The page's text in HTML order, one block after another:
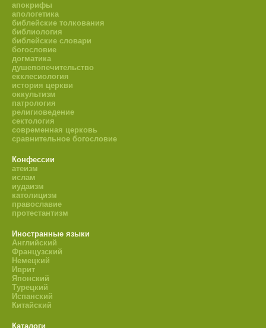
апокрифы
апологетика
библейские толкования
библиология
библейские словари
богословие
догматика
душепопечительство
екклесиология
история церкви
оккультизм
патрология
религиоведение
сектология
современная церковь
сравнительное богословие
Конфессии
атеизм
ислам
иудаизм
католицизм
православие
протестантизм
Иностранные языки
Английский
Французский
Немецкий
Иврит
Японский
Турецкий
Испанский
Китайский
Каталоги